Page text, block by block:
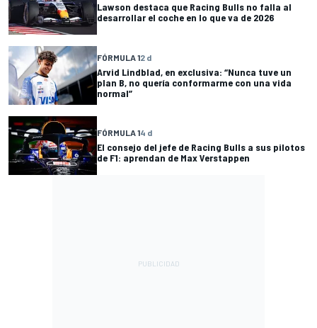
Lawson destaca que Racing Bulls no falla al
desarrollar el coche en lo que va de 2026
FÓRMULA 12 d
Arvid Lindblad, en exclusiva: “Nunca tuve un
plan B, no quería conformarme con una vida
normal”
FÓRMULA 14 d
El consejo del jefe de Racing Bulls a sus pilotos
de F1: aprendan de Max Verstappen